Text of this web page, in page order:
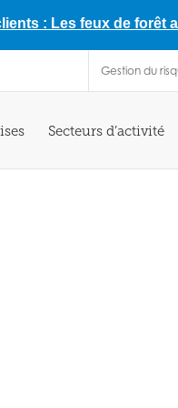
Gestion du
Secteurs d’activité
: Les feux de forêt